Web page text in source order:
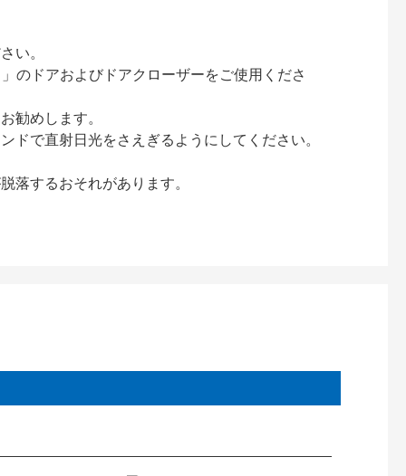
い。
のドアおよびドアクローザーをご使用くださ
勧めします。
で直射日光をさえぎるようにしてください。
するおそれがあります。